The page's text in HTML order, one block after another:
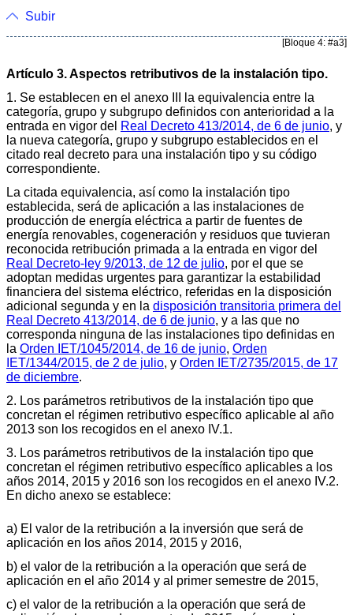
Subir
[Bloque 4: #a3]
Artículo 3. Aspectos retributivos de la instalación tipo.
1. Se establecen en el anexo III la equivalencia entre la
categoría, grupo y subgrupo definidos con anterioridad a la
entrada en vigor del Real Decreto 413/2014, de 6 de junio, y
la nueva categoría, grupo y subgrupo establecidos en el
citado real decreto para una instalación tipo y su código
correspondiente.
La citada equivalencia, así como la instalación tipo
establecida, será de aplicación a las instalaciones de
producción de energía eléctrica a partir de fuentes de
energía renovables, cogeneración y residuos que tuvieran
reconocida retribución primada a la entrada en vigor del
Real Decreto-ley 9/2013, de 12 de julio, por el que se
adoptan medidas urgentes para garantizar la estabilidad
financiera del sistema eléctrico, referidas en la disposición
adicional segunda y en la disposición transitoria primera del
Real Decreto 413/2014, de 6 de junio, y a las que no
corresponda ninguna de las instalaciones tipo definidas en
la Orden IET/1045/2014, de 16 de junio, Orden
IET/1344/2015, de 2 de julio, y Orden IET/2735/2015, de 17
de diciembre.
2. Los parámetros retributivos de la instalación tipo que
concretan el régimen retributivo específico aplicable al año
2013 son los recogidos en el anexo IV.1.
3. Los parámetros retributivos de la instalación tipo que
concretan el régimen retributivo específico aplicables a los
años 2014, 2015 y 2016 son los recogidos en el anexo IV.2.
En dicho anexo se establece:
a) El valor de la retribución a la inversión que será de
aplicación en los años 2014, 2015 y 2016,
b) el valor de la retribución a la operación que será de
aplicación en el año 2014 y al primer semestre de 2015,
c) el valor de la retribución a la operación que será de